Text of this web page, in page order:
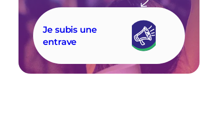
Je subis une
entrave